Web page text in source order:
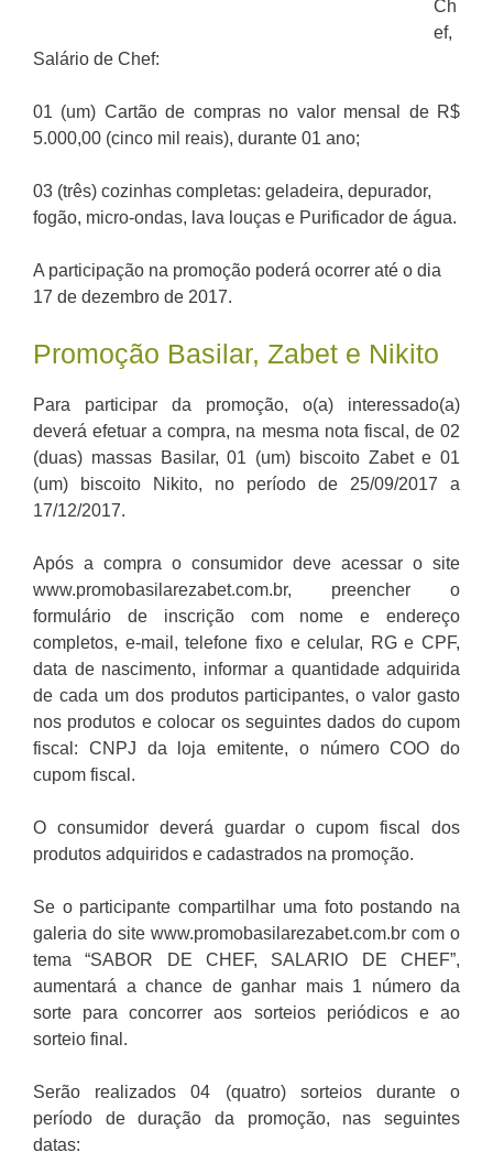
Ch
ef,
Salário de Chef:
01 (um) Cartão de compras no valor mensal de R$
5.000,00 (cinco mil reais), durante 01 ano;
03 (três) cozinhas completas: geladeira, depurador,
fogão, micro-ondas, lava louças e Purificador de água.
A participação na promoção poderá ocorrer até o dia
17 de dezembro de 2017.
Promoção Basilar, Zabet e Nikito
Para participar da promoção, o(a) interessado(a)
deverá efetuar a compra, na mesma nota fiscal, de 02
(duas) massas Basilar, 01 (um) biscoito Zabet e 01
(um) biscoito Nikito, no período de 25/09/2017 a
17/12/2017.
Após a compra o consumidor deve acessar o site
www.promobasilarezabet.com.br, preencher o
formulário de inscrição com nome e endereço
completos, e-mail, telefone fixo e celular, RG e CPF,
data de nascimento, informar a quantidade adquirida
de cada um dos produtos participantes, o valor gasto
nos produtos e colocar os seguintes dados do cupom
fiscal: CNPJ da loja emitente, o número COO do
cupom fiscal.
O consumidor deverá guardar o cupom fiscal dos
produtos adquiridos e cadastrados na promoção.
Se o participante compartilhar uma foto postando na
galeria do site www.promobasilarezabet.com.br com o
tema “SABOR DE CHEF, SALARIO DE CHEF”,
aumentará a chance de ganhar mais 1 número da
sorte para concorrer aos sorteios periódicos e ao
sorteio final.
Serão realizados 04 (quatro) sorteios durante o
período de duração da promoção, nas seguintes
datas: